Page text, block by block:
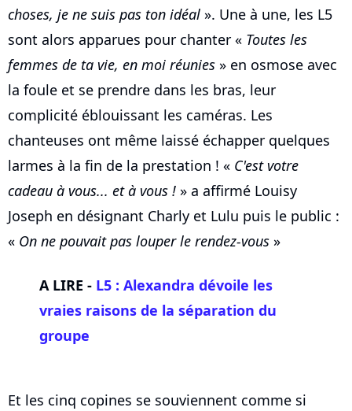
choses, je ne suis pas ton idéal ». Une à une, les L5
sont alors apparues pour chanter « Toutes les
femmes de ta vie, en moi réunies » en osmose avec
la foule et se prendre dans les bras, leur
complicité éblouissant les caméras. Les
chanteuses ont même laissé échapper quelques
larmes à la fin de la prestation ! « C'est votre
cadeau à vous... et à vous ! » a affirmé Louisy
Joseph en désignant Charly et Lulu puis le public :
« On ne pouvait pas louper le rendez-vous »
A LIRE - L5 : Alexandra dévoile les
vraies raisons de la séparation du
groupe
Et les cinq copines se souviennent comme si